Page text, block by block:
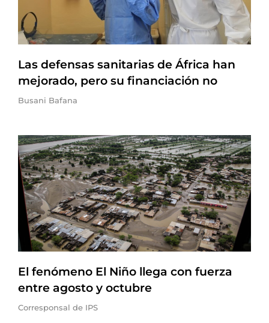
Las defensas sanitarias de África han
mejorado, pero su financiación no
Busani Bafana
El fenómeno El Niño llega con fuerza
entre agosto y octubre
Corresponsal de IPS